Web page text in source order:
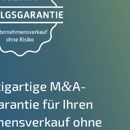
M&A-
für Ihren
ohne